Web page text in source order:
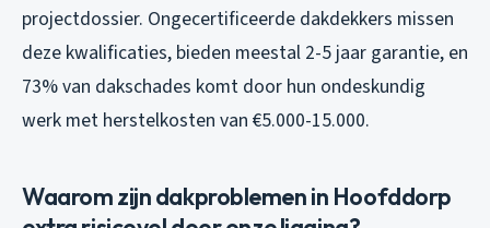
projectdossier. Ongecertificeerde dakdekkers missen
deze kwalificaties, bieden meestal 2-5 jaar garantie, en
73% van dakschades komt door hun ondeskundig
werk met herstelkosten van €5.000-15.000.
Waarom zijn dakproblemen in Hoofddorp